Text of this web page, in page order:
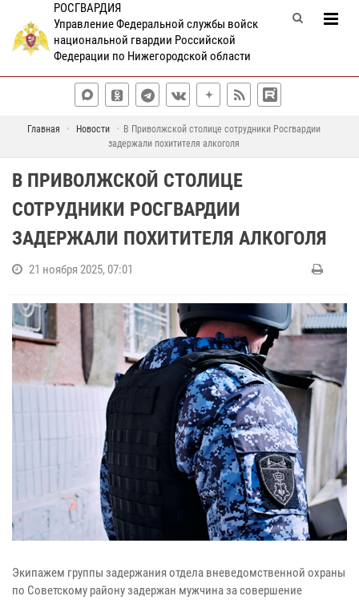
РОСГВАРДИЯ
Управление Федеральной службы войск
национальной гвардии Российской
Федерации по Нижегородской области
Главная Новости
В Приволжской столице сотрудники Росгвардии
задержали похитителя алкоголя
В ПРИВОЛЖСКОЙ СТОЛИЦЕ
СОТРУДНИКИ РОСГВАРДИИ
ЗАДЕРЖАЛИ ПОХИТИТЕЛЯ АЛКОГОЛЯ
21 ноября 2025, 07:01
Экипажем группы задержания отдела вневедомственной охраны
по Советскому району задержан мужчина за совершение